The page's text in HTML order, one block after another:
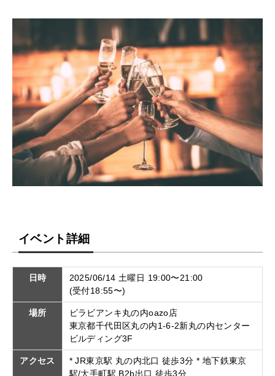
イベント詳細
日時
2025/06/14 土曜日 19:00〜21:00
(受付18:55〜)
場所
ビラビアンキ丸の内oazo店
東京都千代田区丸の内1-6-2新丸の内センター
ビルディング3F
アクセス
* JR東京駅 丸の内北口 徒歩3分 * 地下鉄東京
駅/大手町駅 B2b出口 徒歩3分